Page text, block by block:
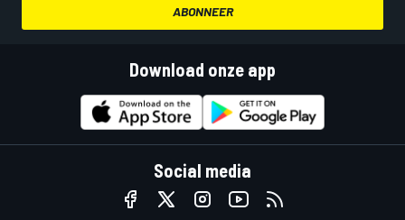
ABONNEER
Download onze app
Social media